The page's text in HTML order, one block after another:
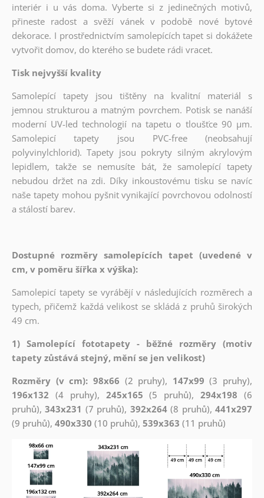
interiér i u vás doma. Vyberte si z jedinečných motivů,
přineste radost a svěží vánek v podobě nové bytové
dekorace. I prostřednictvím samolepících tapet si dokážete
vytvořit domov, do kterého se budete rádi vracet.
Tisk nejvyšší kvality
Samolepící tapety jsou tištěny na kvalitní materiál s
jemnou strukturou a matným povrchem. Potisk se nanáší
moderní UV-led technologií na tapetu o tloušťce 90 µm.
Samolepicí tapety jsou PVC-free (neobsahují
polyvinylchlorid). Tapety jsou pokryty silným akrylovým
lepidlem, takže se nemusíte bát, že samolepící tapety
nebudou držet na zdi. Díky inkoustovému tisku se navíc
naše tapety mohou pyšnit vynikající povrchovou odolností
a stálostí barev.
Dostupné rozměry samolepících tapet (uvedené v
cm, v poměru šířka x výška):
Samolepicí tapety se vyrábějí v následujících rozměrech a
typech, přičemž každá velikost se skládá z pruhů širokých
49 cm.
1) Samolepící fototapety - běžné rozměry (motiv
tapety zůstává stejný, mění se jen velikost)
Rozměry (v cm): 98x66 (2 pruhy), 147x99 (3 pruhy),
196x132 (4 pruhy), 245x165 (5 pruhů),294x198 (6
pruhů),343x231 (7 pruhů), 392x264(8 pruhů),441x297
(9 pruhů), 490x330 (10 pruhů), 539x363 (11 pruhů)